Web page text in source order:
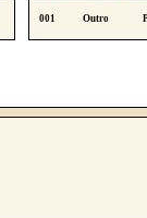
001 Outro